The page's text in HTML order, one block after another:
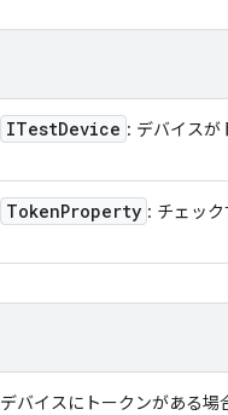
ITestDevice : デバイスが
TokenProperty : チェッ
デバイスにトークンがある場